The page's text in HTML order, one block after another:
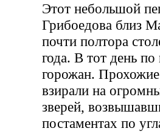
Этот небольшой
Грибоедова близ
почти полтора
года. В тот день
горожан.
взирали на
зверей,
постаментах по